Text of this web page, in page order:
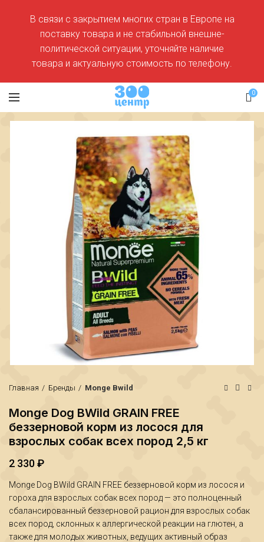
0
Главная Бренды Monge Bwild
₽₽
Monge Dog BWild GRAIN FREE
беззерновой корм из лосося для
взрослых собак всех пород 2,5 кг
2 330₽
Monge Dog BWild GRAIN FREE беззерновой корм из лосося и
гороха для взрослых собак всех пород — это полноценный
сбалансированный беззерновой рацион для взрослых собак
всех пород, склонных к аллергической реакции на глютен, а
также для молодых животных, ведущих активный образ
В связи с закрытием многих стран в Европе на
поставку товара и не стабильной внешне-
политической ситуации, уточняйте наличие
товара и актуальную стоимость по телефону.